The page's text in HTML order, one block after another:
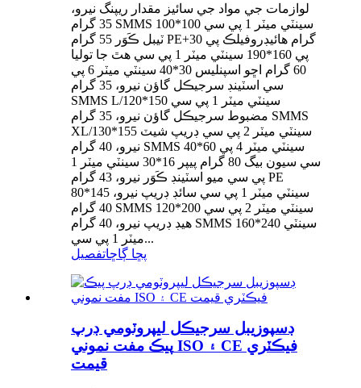
لوازمات جي مواد جي سائيز مقدار ريپنگ نيرو،
35 گرام SMMS 100*100 سينٽي ميٽر 1 پي سي
ٽيبل ڪَوَر 55 گرام PE+30 گرام هائيڊروفيلڪ پي
پي 160*190 سينٽي ميٽر 1 پي سي هٿ جا توليا
60 گرام اڇو اسپنليس 30*40 سينٽي ميٽر 6 پي
سي اسٽينڊ سرجيڪل گاؤن نيرو، 35 گرام
SMMS L/120*150 سينٽي ميٽر 1 پي سي
مضبوط سرجيڪل گاؤن نيرو، 35 گرام SMMS
XL/130*155 سينٽي ميٽر 2 پي سي ڊريپ شيٽ
نيرو، 40 گرام SMMS 40*60 سينٽي ميٽر 4 پي
سي سيون بيگ 80 گرام پيپر 16*30 سينٽي ميٽر 1
پي سي ميو اسٽينڊ ڪَوَر نيرو، 43 گرام PE
80*145 سينٽي ميٽر 1 پي سي سائڊ ڊريپ نيرو،
40 گرام SMMS 120*200 سينٽي ميٽر 2 پي سي
هيڊ ڊريپ نيرو، 40 گرام SMMS 160*240 سينٽي
ميٽر 1 پي سي...
پڇا ڳاڇاتفصيل
ڊسپوزيبل سرجيڪل ليپروٽومي ڊرپ
پيڪ مفت نموني ISO ۽ CE فيڪٽري
قيمت